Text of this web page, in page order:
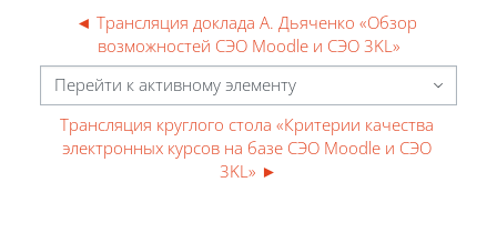
◄ Трансляция доклада А. Дьяченко «Обзор
возможностей СЭО Moodle и СЭО 3KL»
Перейти к активному элементу
Трансляция круглого стола «Критерии качества
электронных курсов на базе СЭО Moodle и СЭО
3KL» ►